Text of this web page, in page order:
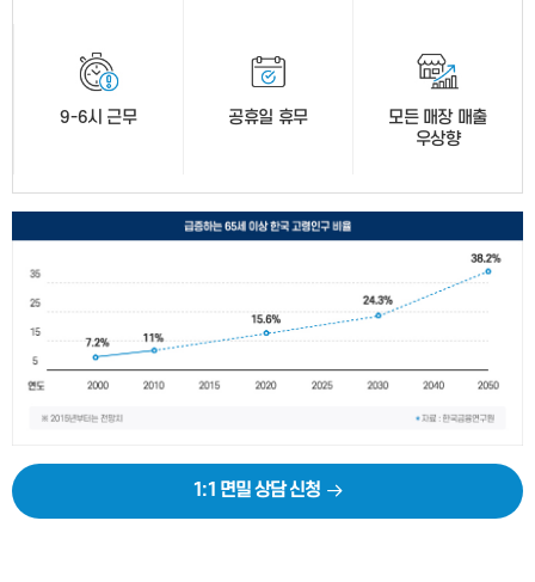
9-6시 근무 공휴일 휴무
모든 매장 매출
우상향
1:1 면밀 상담 신청